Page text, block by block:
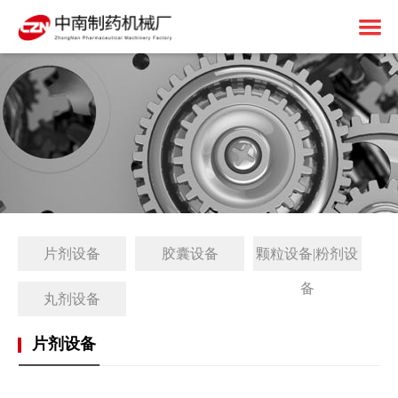
首页
关于中南
中南简介
免责申明
制药设备
液体制剂设备
后段包装设备
前处理设备
其他设备
工厂简介
1+X证书
1+X设备方案
1+X专题网站
解决方案
客户案例
新闻中心
行业资讯
片剂设备 胶囊设备 颗粒设备|粉剂设
备
丸剂设备
片剂设备